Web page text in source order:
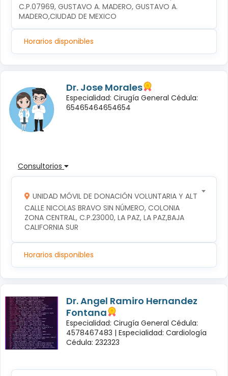
C.P.07969, GUSTAVO A. MADERO, GUSTAVO A.
MADERO,CIUDAD DE MEXICO
Horarios disponibles
Dr. Jose Morales
Especialidad: Cirugía General Cédula:
65465464654654
Consultorios
UNIDAD MÓVIL DE DONACIÓN VOLUNTARIA Y ALTRUISTA
CALLE NICOLAS BRAVO SIN NÚMERO, COLONIA
ZONA CENTRAL, C.P.23000, LA PAZ, LA PAZ,BAJA
CALIFORNIA SUR
Horarios disponibles
Dr. Angel Ramiro Hernandez
Fontana
Especialidad: Cirugía General Cédula:
4578467483 | Especialidad: Cardiología
Cédula: 232323